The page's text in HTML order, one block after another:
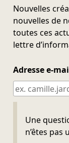
Nouvelles
nouvelles de
toutes ces
lettre
Adresse e-
Une
n’êtes pas
Ne pas